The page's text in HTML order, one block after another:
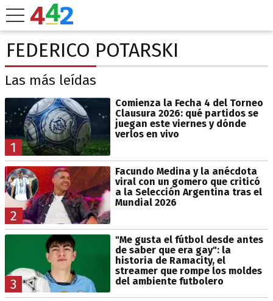
FEDERICO POTARSKI
Las más leídas
1
Comienza la Fecha 4 del Torneo
Clausura 2026: qué partidos se
juegan este viernes y dónde
verlos en vivo
2
Facundo Medina y la anécdota
viral con un gomero que criticó
a la Selección Argentina tras el
Mundial 2026
3
"Me gusta el fútbol desde antes
de saber que era gay": la
historia de Ramacity, el
streamer que rompe los moldes
del ambiente futbolero